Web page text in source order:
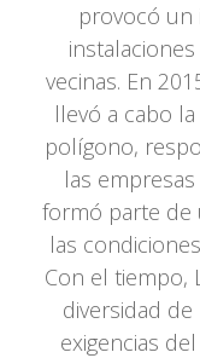
provocó un
vecinas. En
llevó a cabo
polígono,
las
formó parte de
las
Con el tiempo,
diversidad
exigencias